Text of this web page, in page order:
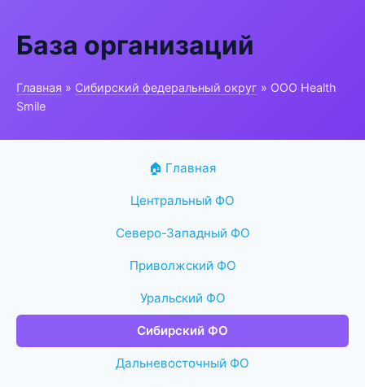
База организаций
Главная » Сибирский федеральный округ » ООО Health
Smile
🏠 Главная
Центральный ФО
Северо-Западный ФО
Приволжский ФО
Уральский ФО
Сибирский ФО
Дальневосточный ФО